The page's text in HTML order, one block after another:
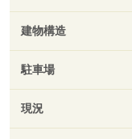
建物構造
駐車場
現況